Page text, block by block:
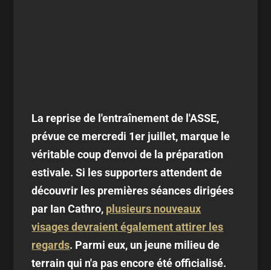
La reprise de l'entraînement de l'ASSE,
prévue ce mercredi 1er juillet, marque le
véritable coup d'envoi de la préparation
estivale. Si les supporters attendent de
découvrir les premières séances dirigées
par Ian Cathro, plusieurs nouveaux
visages devraient également attirer les
regards. Parmi eux, un jeune milieu de
terrain qui n'a pas encore été officialisé.